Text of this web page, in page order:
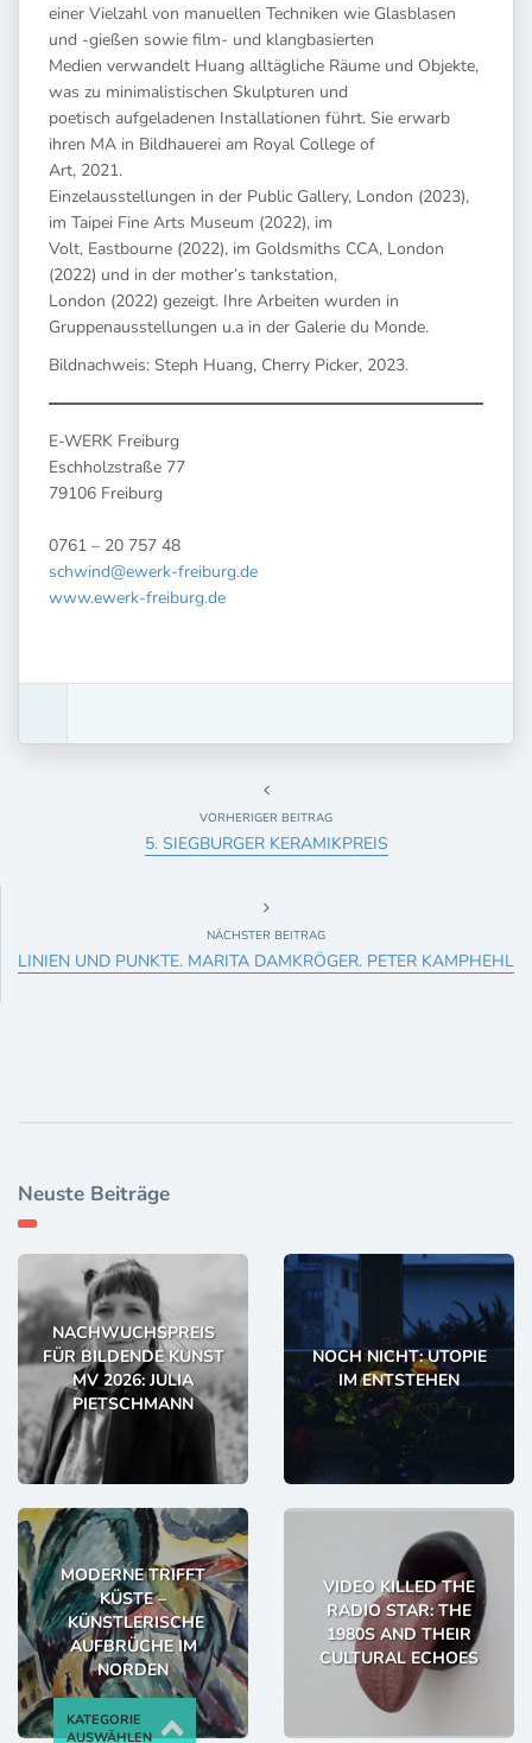
einer Vielzahl von manuellen Techniken wie Glasblasen
und -gießen sowie film- und klangbasierten
Medien verwandelt Huang alltägliche Räume und Objekte,
was zu minimalistischen Skulpturen und
poetisch aufgeladenen Installationen führt. Sie erwarb
ihren MA in Bildhauerei am Royal College of
Art, 2021.
Einzelausstellungen in der Public Gallery, London (2023),
im Taipei Fine Arts Museum (2022), im
Volt, Eastbourne (2022), im Goldsmiths CCA, London
(2022) und in der mother’s tankstation,
London (2022) gezeigt. Ihre Arbeiten wurden in
Gruppenausstellungen u.a in der Galerie du Monde.
Bildnachweis: Steph Huang, Cherry Picker, 2023.
E-WERK Freiburg
Eschholzstraße 77
79106 Freiburg
0761 – 20 757 48
schwind@ewerk-freiburg.de
www.ewerk-freiburg.de
VORHERIGER BEITRAG
5. SIEGBURGER KERAMIKPREIS
NÄCHSTER BEITRAG
LINIEN UND PUNKTE. MARITA DAMKRÖGER. PETER KAMPHEHL
Neuste Beiträge
NACHWUCHSPREIS
FÜR BILDENDE KUNST
MV 2026: JULIA
PIETSCHMANN
NOCH NICHT: UTOPIE
IM ENTSTEHEN
MODERNE TRIFFT
KÜSTE –
KÜNSTLERISCHE
AUFBRÜCHE IM
NORDEN
VIDEO KILLED THE
RADIO STAR: THE
1980S AND THEIR
CULTURAL ECHOES
KATEGORIE
AUSWÄHLEN